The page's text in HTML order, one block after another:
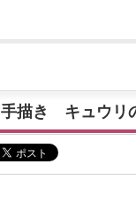
手描き キュウリ